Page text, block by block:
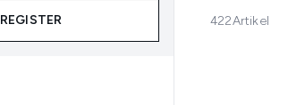
REGISTER 422Artikel